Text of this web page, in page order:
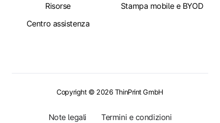
Risorse
Centro assistenza
Stampa mobile e BYOD
Copyright © 2026 ThinPrint GmbH
Note legali Termini e condizioni